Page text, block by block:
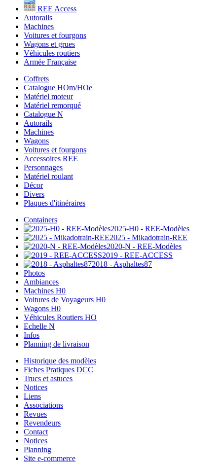
REE Access
Autorails
Machines
Voitures et fourgons
Wagons et grues
Véhicules routiers
Armée Française
Coffrets
Catalogue HOm/HOe
Matériel moteur
Matériel remorqué
Catalogue N
Autorails
Machines
Wagons
Voitures et fourgons
Accessoires REE
Personnages
Matériel roulant
Décor
Divers
Plaques d'itinéraires
Containers
2025-H0 - REE-Modèles
2025 - Mikadotrain-REE
2020-N - REE-Modèles
2019 - REE-ACCESS
2018 - Asphaltes87
Photos
Ambiances
Machines H0
Voitures de Voyageurs H0
Wagons H0
Véhicules Routiers HO
Echelle N
Infos
Planning de livraison
Historique des modèles
Fiches Pratiques DCC
Trucs et astuces
Notices
Liens
Associations
Revues
Revendeurs
Contact
Notices
Planning
Site e-commerce